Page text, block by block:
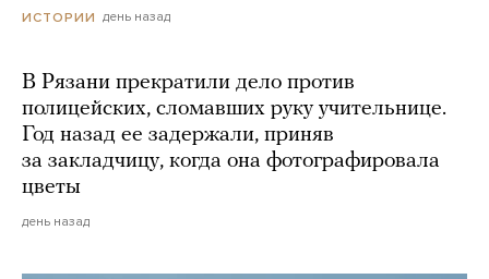
ИСТОРИИ день назад
В Рязани прекратили дело против
полицейских, сломавших руку учительнице.
Год назад ее задержали, приняв
за закладчицу, когда она фотографировала
цветы
день назад